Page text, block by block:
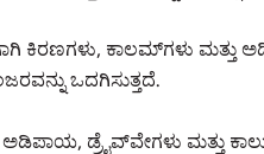
ಕಿರಣಗಳು, ಕಾಲಮ್‌ಗಳು ಮತ್ತು
ಒದಗಿಸುತ್ತದೆ.
ಡ್ರೈವ್‌ವೇಗಳು ಮತ್ತು